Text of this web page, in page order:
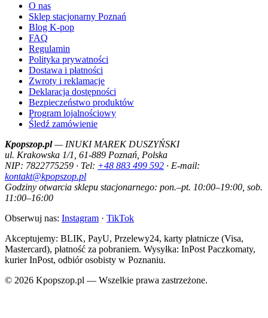
O nas
Sklep stacjonarny Poznań
Blog K-pop
FAQ
Regulamin
Polityka prywatności
Dostawa i płatności
Zwroty i reklamacje
Deklaracja dostępności
Bezpieczeństwo produktów
Program lojalnościowy
Śledź zamówienie
Kpopszop.pl— INUKI MAREK DUSZYŃSKI
ul. Krakowska 1/1, 61-889 Poznań, Polska
NIP: 7822775259 · Tel: +48 883 499 592 · E-mail:
kontakt@kpopszop.pl
Godziny otwarcia sklepu stacjonarnego: pon.–pt. 10:00–19:00, sob.
11:00–16:00
Obserwuj nas: Instagram · TikTok
Akceptujemy: BLIK, PayU, Przelewy24, karty płatnicze (Visa,
Mastercard), płatność za pobraniem. Wysyłka: InPost Paczkomaty,
kurier InPost, odbiór osobisty w Poznaniu.
© 2026 Kpopszop.pl — Wszelkie prawa zastrzeżone.